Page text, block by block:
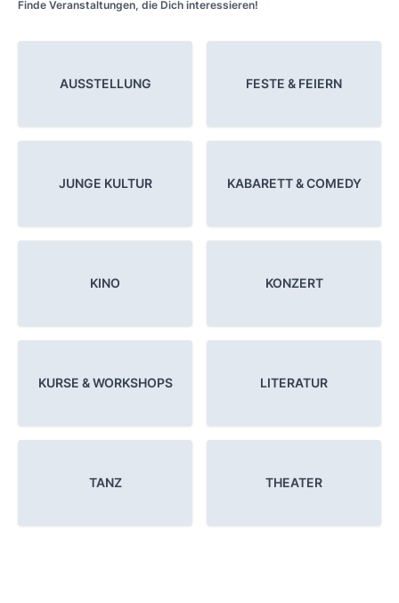
Finde Veranstaltungen, die Dich interessieren!
AUSSTELLUNG FESTE & FEIERN
JUNGE KULTUR KABARETT & COMEDY
KINO KONZERT
KURSE & WORKSHOPS LITERATUR
TANZ THEATER